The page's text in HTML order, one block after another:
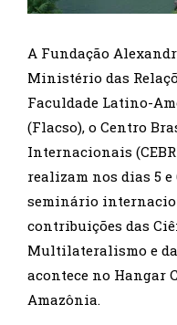
A Fundação
Ministério das
Faculdade Latino-
(Flacso), o Centro
Internacionais
realizam nos dias 5 e
seminário
contribuições das
Multilateralismo e da
acontece no Hangar
Amazônia.